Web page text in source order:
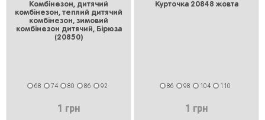
Комбінезон, дитячий
комбінезон, теплий дитячий
комбінезон, зимовий
комбінезон дитячий, Бірюза
(20850)
68 74 80 86 92
1 грн
Курточка 20848 жовта
86 98 104 110
1 грн